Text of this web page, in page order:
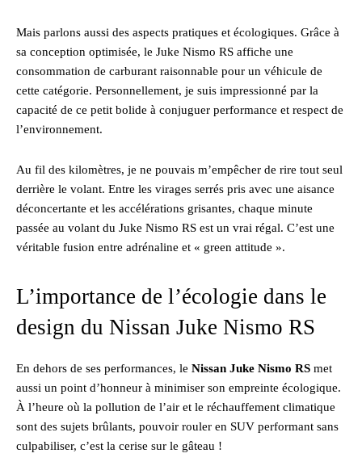
Mais parlons aussi des aspects pratiques et écologiques. Grâce à
sa conception optimisée, le Juke Nismo RS affiche une
consommation de carburant raisonnable pour un véhicule de
cette catégorie. Personnellement, je suis impressionné par la
capacité de ce petit bolide à conjuguer performance et respect de
l’environnement.
Au fil des kilomètres, je ne pouvais m’empêcher de rire tout seul
derrière le volant. Entre les virages serrés pris avec une aisance
déconcertante et les accélérations grisantes, chaque minute
passée au volant du Juke Nismo RS est un vrai régal. C’est une
véritable fusion entre adrénaline et « green attitude ».
L’importance de l’écologie dans le
design du Nissan Juke Nismo RS
En dehors de ses performances, le Nissan Juke Nismo RS met
aussi un point d’honneur à minimiser son empreinte écologique.
À l’heure où la pollution de l’air et le réchauffement climatique
sont des sujets brûlants, pouvoir rouler en SUV performant sans
culpabiliser, c’est la cerise sur le gâteau !